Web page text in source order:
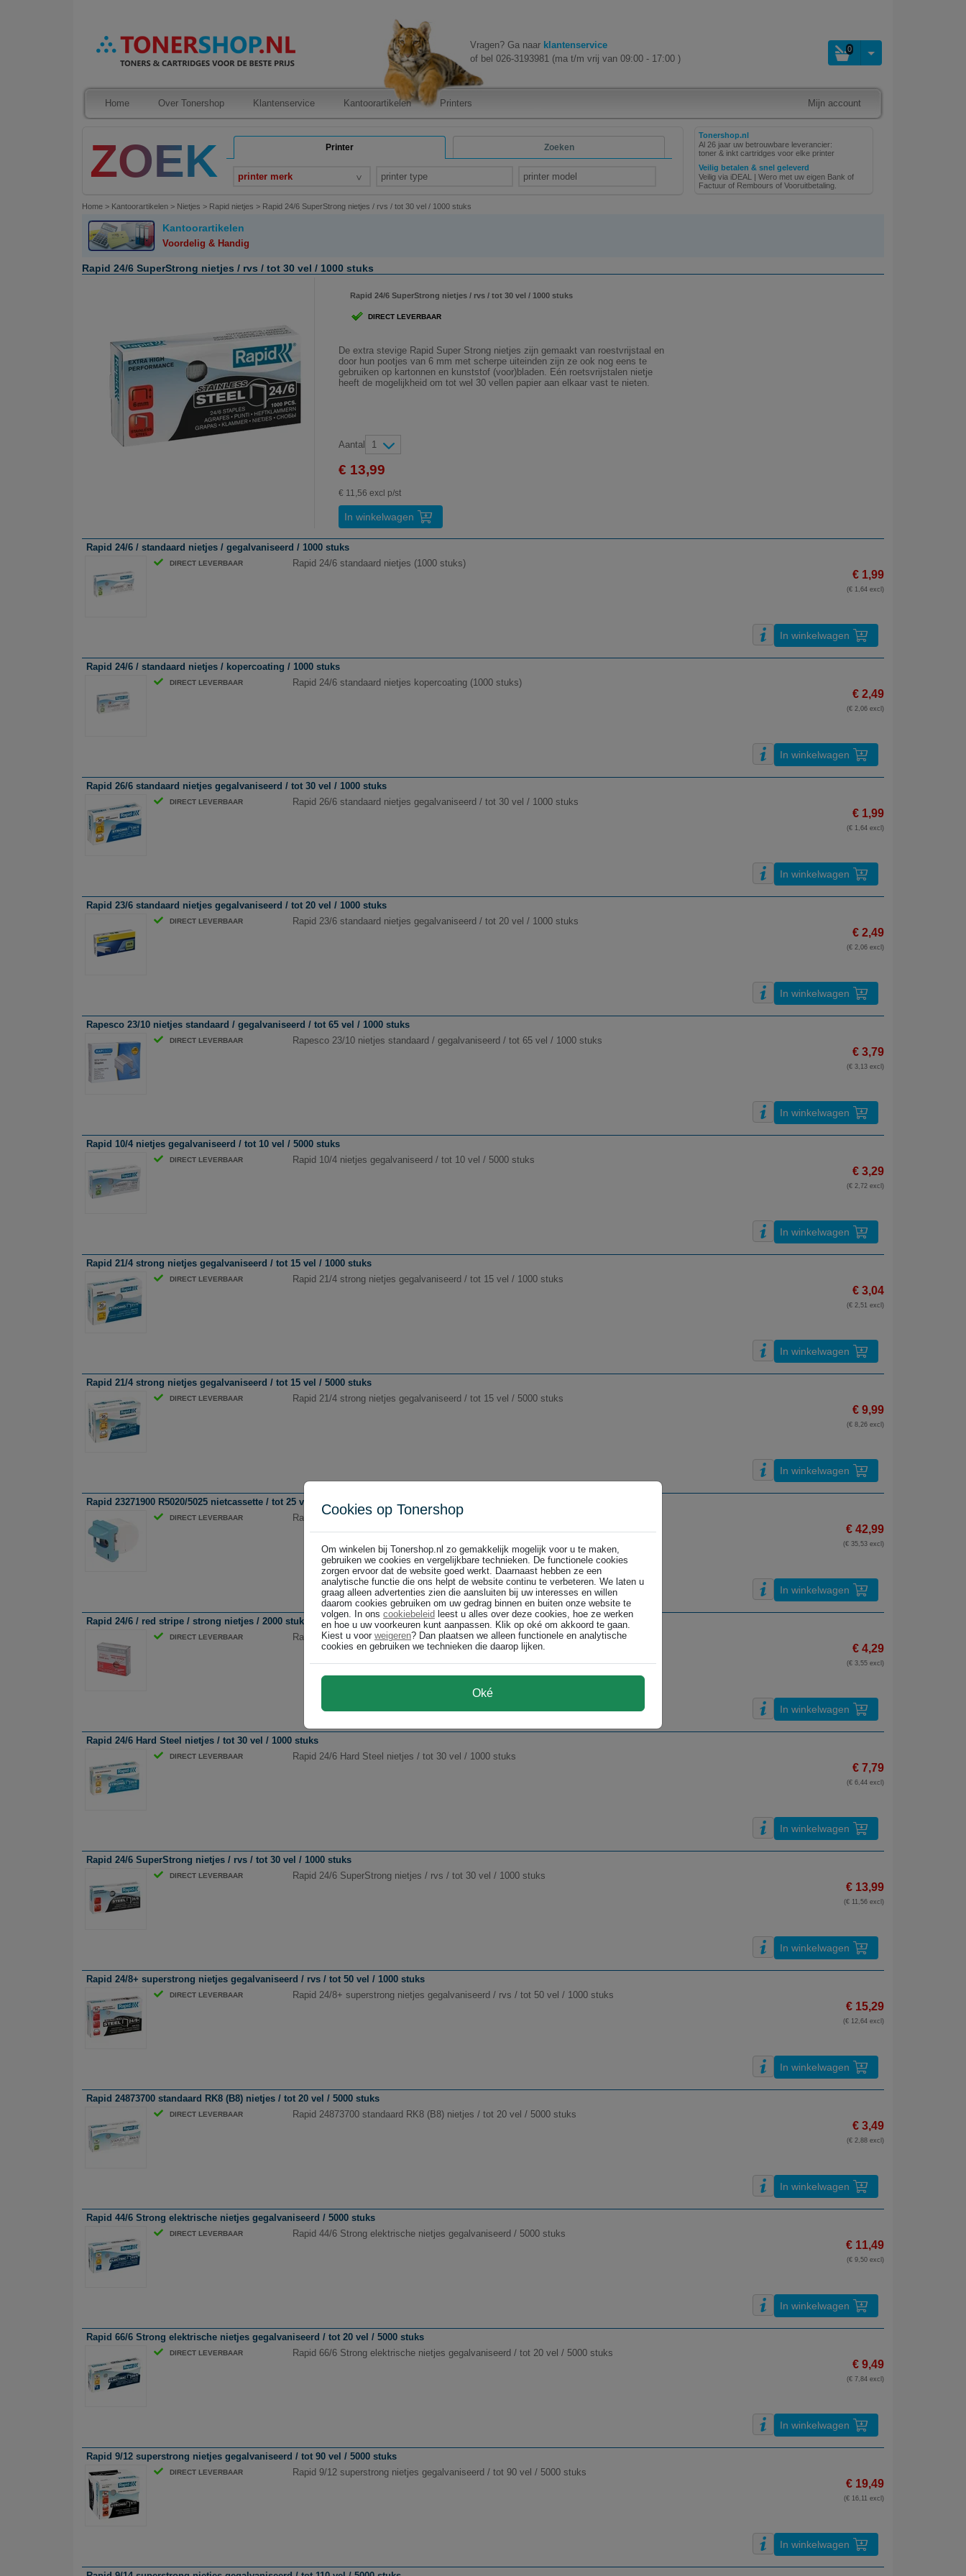
Vragen? Ga naar klantenservice
of bel 026-3193981 (ma t/m vrij van 09:00 - 17:00 )
0
Home Over Tonershop Klantenservice Kantoorartikelen Printers Mijn account
Printer Zoeken
printer merk printer type printer model
Tonershop.nl
Al 26 jaar uw betrouwbare leverancier:
toner & inkt cartridges voor elke printer
Veilig betalen & snel geleverd
Veilig via iDEAL | Wero met uw eigen Bank of
Factuur of Rembours of Vooruitbetaling.
Home > Kantoorartikelen > Nietjes > Rapid nietjes > Rapid 24/6 SuperStrong nietjes / rvs / tot 30 vel / 1000 stuks
Kantoorartikelen
Voordelig & Handig
Rapid 24/6 SuperStrong nietjes / rvs / tot 30 vel / 1000 stuks
Rapid 24/6 SuperStrong nietjes / rvs / tot 30 vel / 1000 stuks
DIRECT LEVERBAAR
De extra stevige Rapid Super Strong nietjes zijn gemaakt van roestvrijstaal en
door hun pootjes van 6 mm met scherpe uiteinden zijn ze ook nog eens te
gebruiken op kartonnen en kunststof (voor)bladen. Eén roetsvrijstalen nietje
heeft de mogelijkheid om tot wel 30 vellen papier aan elkaar vast te nieten.
Aantal 1
€ 13,99
€ 11,56 excl p/st
In winkelwagen
Rapid 24/6 / standaard nietjes / gegalvaniseerd / 1000 stuks
DIRECT LEVERBAAR Rapid 24/6 standaard nietjes (1000 stuks)
€ 1,99
(€ 1,64 excl)
In winkelwagen
Rapid 24/6 / standaard nietjes / kopercoating / 1000 stuks
DIRECT LEVERBAAR Rapid 24/6 standaard nietjes kopercoating (1000 stuks)
€ 2,49
(€ 2,06 excl)
In winkelwagen
Rapid 26/6 standaard nietjes gegalvaniseerd / tot 30 vel / 1000 stuks
DIRECT LEVERBAAR Rapid 26/6 standaard nietjes gegalvaniseerd / tot 30 vel / 1000 stuks
€ 1,99
(€ 1,64 excl)
In winkelwagen
Rapid 23/6 standaard nietjes gegalvaniseerd / tot 20 vel / 1000 stuks
DIRECT LEVERBAAR Rapid 23/6 standaard nietjes gegalvaniseerd / tot 20 vel / 1000 stuks
€ 2,49
(€ 2,06 excl)
In winkelwagen
Rapesco 23/10 nietjes standaard / gegalvaniseerd / tot 65 vel / 1000 stuks
DIRECT LEVERBAAR Rapesco 23/10 nietjes standaard / gegalvaniseerd / tot 65 vel / 1000 stuks
€ 3,79
(€ 3,13 excl)
In winkelwagen
Rapid 10/4 nietjes gegalvaniseerd / tot 10 vel / 5000 stuks
DIRECT LEVERBAAR Rapid 10/4 nietjes gegalvaniseerd / tot 10 vel / 5000 stuks
€ 3,29
(€ 2,72 excl)
In winkelwagen
Rapid 21/4 strong nietjes gegalvaniseerd / tot 15 vel / 1000 stuks
DIRECT LEVERBAAR Rapid 21/4 strong nietjes gegalvaniseerd / tot 15 vel / 1000 stuks
€ 3,04
(€ 2,51 excl)
In winkelwagen
Rapid 21/4 strong nietjes gegalvaniseerd / tot 15 vel / 5000 stuks
DIRECT LEVERBAAR Rapid 21/4 strong nietjes gegalvaniseerd / tot 15 vel / 5000 stuks
€ 9,99
(€ 8,26 excl)
In winkelwagen
Rapid 23271900 R5020/5025 nietcassette / tot 25 vel / 2 x 1500 nietjes
DIRECT LEVERBAAR Rapid 23271900 R5020/5025 nietcassette / tot 25 vel / 2 x 1500 nietjes
€ 42,99
(€ 35,53 excl)
In winkelwagen
Rapid 24/6 / red stripe / strong nietjes / 2000 stuks
DIRECT LEVERBAAR Rapid 24/6 red stripe strong nietjes (2000 stuks)
€ 4,29
(€ 3,55 excl)
In winkelwagen
Rapid 24/6 Hard Steel nietjes / tot 30 vel / 1000 stuks
DIRECT LEVERBAAR Rapid 24/6 Hard Steel nietjes / tot 30 vel / 1000 stuks
€ 7,79
(€ 6,44 excl)
In winkelwagen
Rapid 24/6 SuperStrong nietjes / rvs / tot 30 vel / 1000 stuks
DIRECT LEVERBAAR Rapid 24/6 SuperStrong nietjes / rvs / tot 30 vel / 1000 stuks
€ 13,99
(€ 11,56 excl)
In winkelwagen
Rapid 24/8+ superstrong nietjes gegalvaniseerd / rvs / tot 50 vel / 1000 stuks
DIRECT LEVERBAAR Rapid 24/8+ superstrong nietjes gegalvaniseerd / rvs / tot 50 vel / 1000 stuks
€ 15,29
(€ 12,64 excl)
In winkelwagen
Rapid 24873700 standaard RK8 (B8) nietjes / tot 20 vel / 5000 stuks
DIRECT LEVERBAAR Rapid 24873700 standaard RK8 (B8) nietjes / tot 20 vel / 5000 stuks
€ 3,49
(€ 2,88 excl)
In winkelwagen
Rapid 44/6 Strong elektrische nietjes gegalvaniseerd / 5000 stuks
DIRECT LEVERBAAR Rapid 44/6 Strong elektrische nietjes gegalvaniseerd / 5000 stuks
€ 11,49
(€ 9,50 excl)
In winkelwagen
Rapid 66/6 Strong elektrische nietjes gegalvaniseerd / tot 20 vel / 5000 stuks
DIRECT LEVERBAAR Rapid 66/6 Strong elektrische nietjes gegalvaniseerd / tot 20 vel / 5000 stuks
€ 9,49
(€ 7,84 excl)
In winkelwagen
Rapid 9/12 superstrong nietjes gegalvaniseerd / tot 90 vel / 5000 stuks
DIRECT LEVERBAAR Rapid 9/12 superstrong nietjes gegalvaniseerd / tot 90 vel / 5000 stuks
€ 19,49
(€ 16,11 excl)
In winkelwagen
Cookies op Tonershop
Om winkelen bij Tonershop.nl zo gemakkelijk mogelijk voor u te maken,
gebruiken we cookies en vergelijkbare technieken. De functionele cookies
zorgen ervoor dat de website goed werkt. Daarnaast hebben ze een
analytische functie die ons helpt de website continu te verbeteren. We laten u
graag alleen advertenties zien die aansluiten bij uw interesses en willen
daarom cookies gebruiken om uw gedrag binnen en buiten onze website te
volgen. In ons cookiebeleid leest u alles over deze cookies, hoe ze werken
en hoe u uw voorkeuren kunt aanpassen. Klik op oké om akkoord te gaan.
Kiest u voor weigeren? Dan plaatsen we alleen functionele en analytische
cookies en gebruiken we technieken die daarop lijken.
Oké